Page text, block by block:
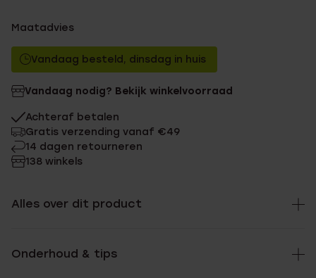
Maatadvies
Vandaag besteld, dinsdag in huis
Vandaag nodig? Bekijk winkelvoorraad
Achteraf betalen
Gratis verzending vanaf €49
14 dagen retourneren
138 winkels
Alles over dit product
Onderhoud & tips